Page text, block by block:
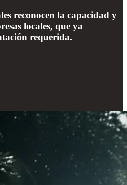
reconocen la capacidad y
locales, que ya
requerida.